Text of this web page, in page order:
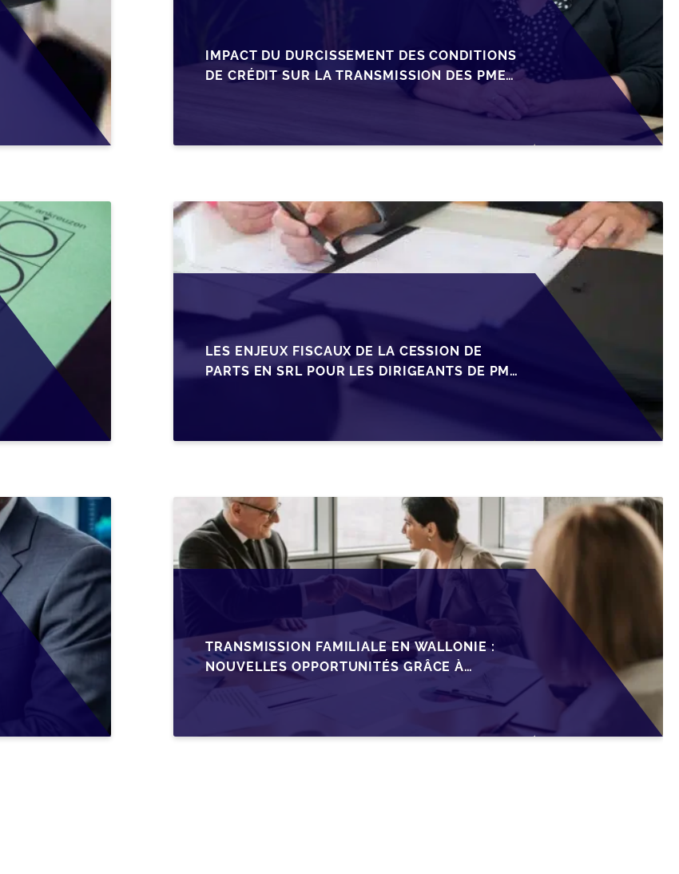
IMPACT DU DURCISSEMENT DES CONDITIONS
DE CRÉDIT SUR LA TRANSMISSION DES PME
LES ENJEUX FISCAUX DE LA CESSION DE
PARTS EN SRL POUR LES DIRIGEANTS DE PME
TRANSMISSION FAMILIALE EN WALLONIE :
NOUVELLES OPPORTUNITÉS GRÂCE À
L’AJUSTEMENT FISCAL